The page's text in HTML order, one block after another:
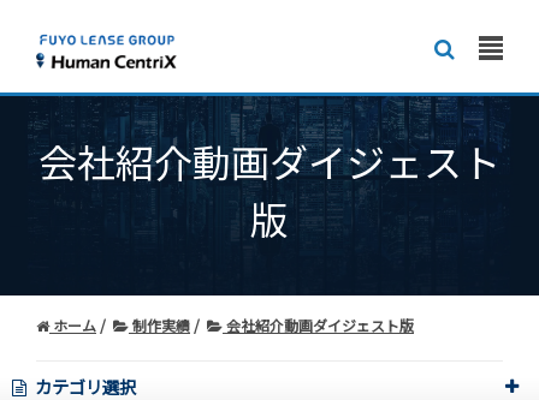
会社紹介動画ダイジェスト
版
ホーム 制作実績 会社紹介動画ダイジェスト版
カテゴリ選択